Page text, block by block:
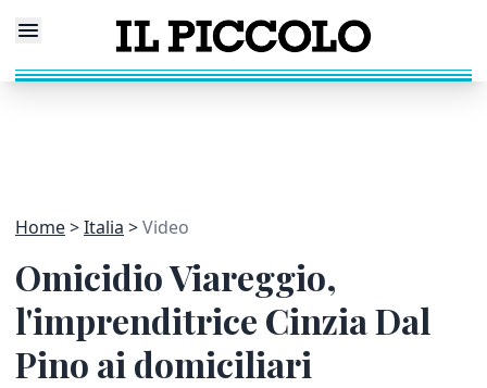
Home Italia Video
Omicidio Viareggio,
l'imprenditrice Cinzia Dal
Pino ai domiciliari